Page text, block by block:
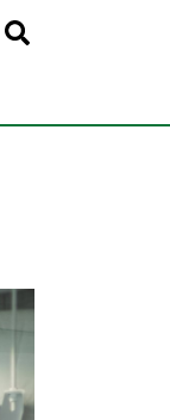
Body